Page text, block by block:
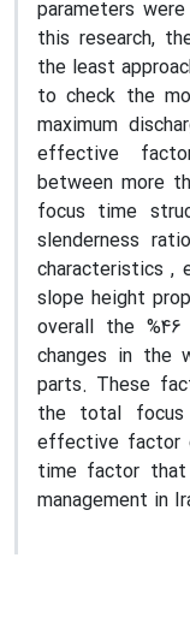
parameters
this research,
the least
to check the
maximum
effective
between more
focus time
slenderness
characteristics ,
slope height
overall the
changes in the
parts. These
the total
effective factor
time factor that
management in